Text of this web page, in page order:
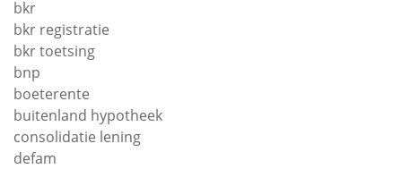
bkr
bkr registratie
bkr toetsing
bnp
boeterente
buitenland hypotheek
consolidatie lening
defam